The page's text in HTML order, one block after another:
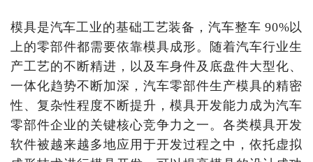
模具是汽车工业的基础工艺装备，汽车整车 90%以
上的零部件都需要依靠模具成形。随着汽车行业生
产工艺的不断精进，以及车身件及底盘件大型化、
一体化趋势不断加深，汽车零部件生产模具的精密
性、复杂性程度不断提升，模具开发能力成为汽车
零部件企业的关键核心竞争力之一。各类模具开发
软件被越来越多地应用于开发过程之中，依托虚拟